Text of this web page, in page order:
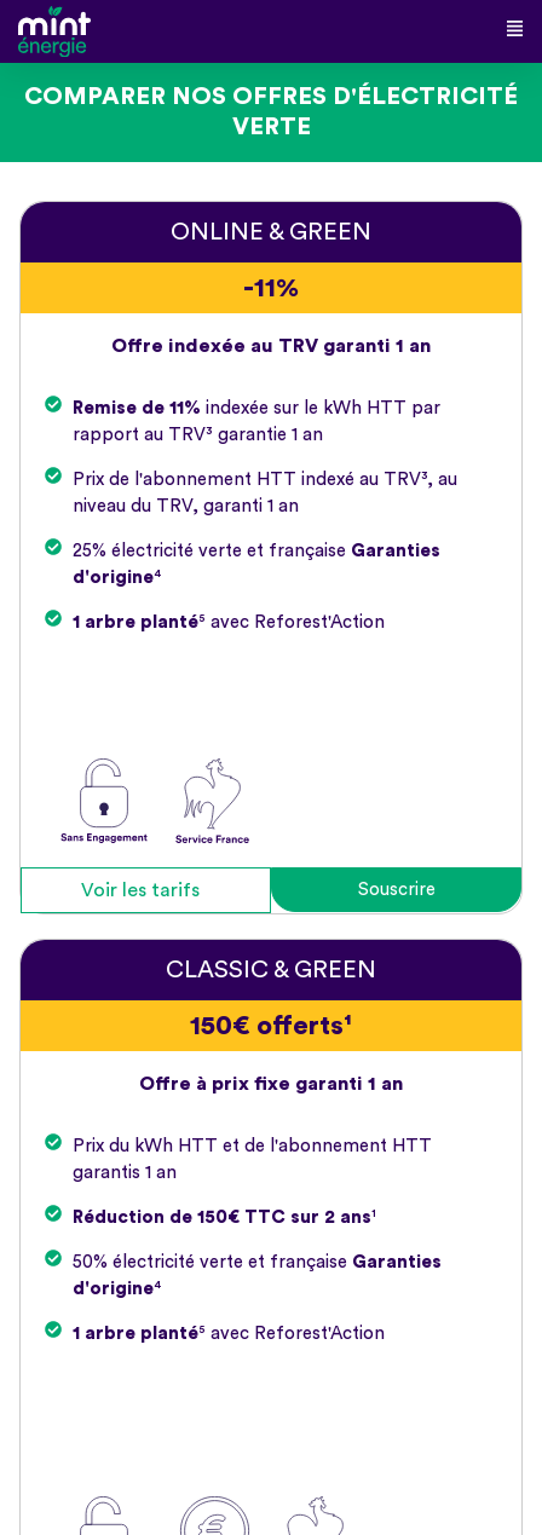
COMPARER NOS OFFRES D'ÉLECTRICITÉ
VERTE
ONLINE & GREEN
-11%
Offre indexée au TRV garanti 1 an
Remise de 11% indexée sur le kWh HTT par
rapport au TRV³ garantie 1 an
Prix de l'abonnement HTT indexé au TRV³, au
niveau du TRV, garanti 1 an
25% électricité verte et française Garanties
d'origine⁴
1 arbre planté⁵ avec Reforest'Action
Voir les tarifs Souscrire
CLASSIC & GREEN
150€ offerts¹
Offre à prix fixe garanti 1 an
Prix du kWh HTT et de l'abonnement HTT
garantis 1 an
Réduction de 150€ TTC sur 2 ans¹
50% électricité verte et française Garanties
d'origine⁴
1 arbre planté⁵ avec Reforest'Action